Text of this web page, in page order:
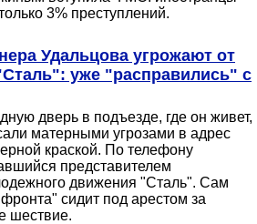
3% преступлений.
Удальцова угрожают от
уже "расправились" с
дверь в подъезде, где он живет,
матерными угрозами в адрес
краской. По телефону
представителем
движения "Сталь". Сам
сидит под арестом за
шествие.